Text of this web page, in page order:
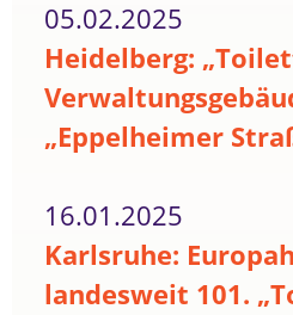
05.02.2025
Heidelberg:
„Eppelheimer
16.01.2025
Karlsruhe:
landesweit 101.